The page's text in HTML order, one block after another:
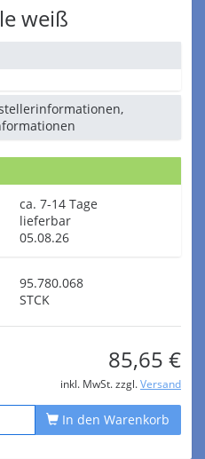
weiß
ca. 7-14 Tage
lieferbar
05.08.26
95.780.068
STCK
85,65 €
inkl. MwSt. zzgl. Versand
In den Warenkorb